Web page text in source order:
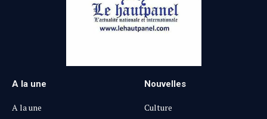
A la une
A la une
Nouvelles
Culture